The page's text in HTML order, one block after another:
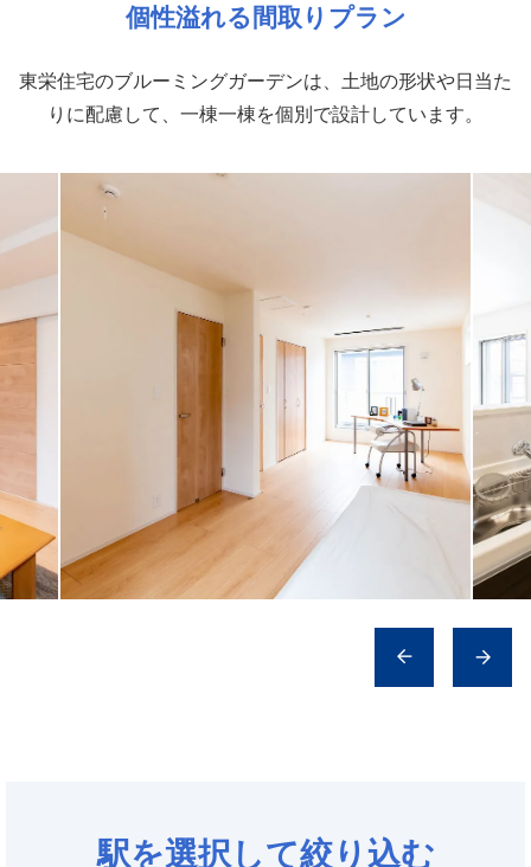
個性溢れる間取りプラン
東栄住宅のブルーミングガーデンは、 土地の形状や日当た
りに配慮して、 一棟一棟を個別で設計しています。
駅を選択して絞り込む